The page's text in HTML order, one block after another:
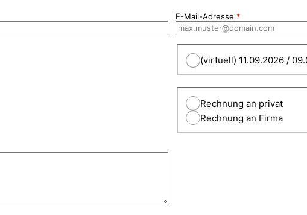
E-Mail-Adresse
(virtuell) 11.09.2026 /
Rechnung an privat
Rechnung an Firma